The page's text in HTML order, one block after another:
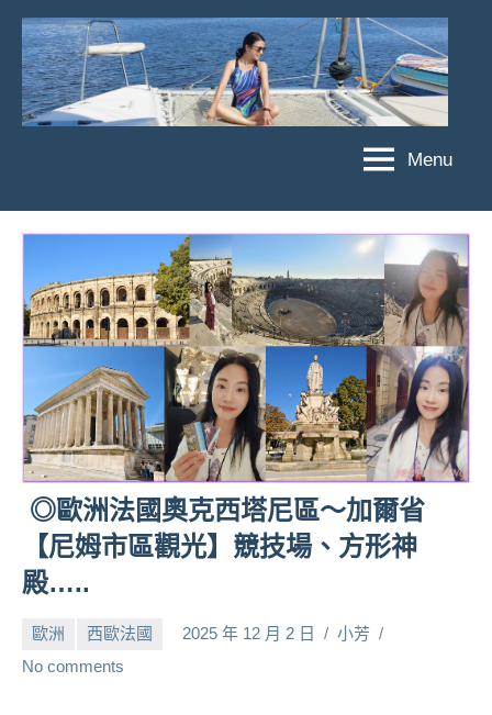
Skip
content
菲
娃
JEFFIA
粉
絲
題
旅
遊、
達
人
路、
旅
目
Menu
◎歐洲法國奧克西塔尼區～加爾省
【尼姆市區觀光】競技場、方形神
殿…..
歐洲 西歐法國 2025 年 12 月 2 日
小芳
No comments